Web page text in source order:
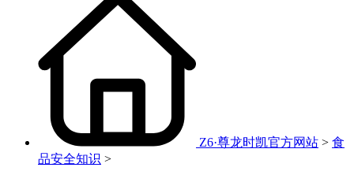
Z6·尊龙时凯官方网站 > 食
品安全知识 >